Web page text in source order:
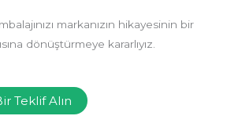
markanızın hikayesinin bir
dönüştürmeye kararlıyız.
Teklif Alın